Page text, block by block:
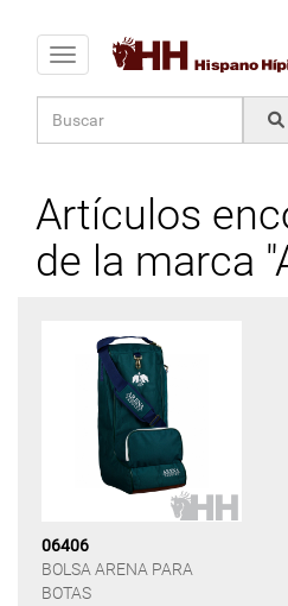
Toggle navigation
Artículos
de la marca
06406
BOLSA ARENA PARA
BOTAS